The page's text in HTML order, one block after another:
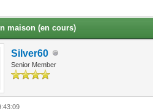
maison (en cours)
Silver60
Senior Member